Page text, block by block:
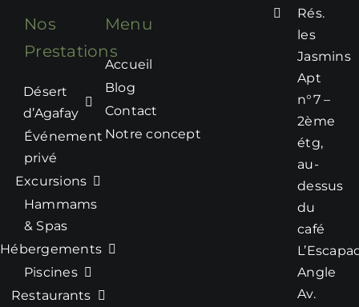
Nos
Prestations
Désert
d’Agafay
Événement
privé
Excursions
Hammams
& Spas
Hébergements
Piscines
Restaurants
Menu
Accueil
Blog
Contact
Notre concept
Rés.
les
Jasmins
Apt
n°7 –
2ème
étg,
au-
dessus
du
café
Angle
Av.